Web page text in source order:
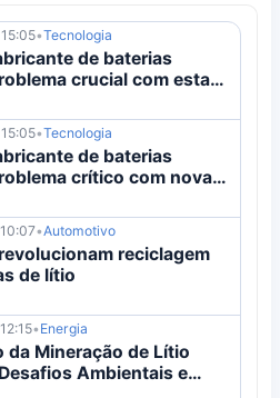
•Tecnologia
de baterias
crucial com esta
•Tecnologia
de baterias
crítico com nova
•Automotivo
reciclagem
de lítio
• Energia
da Mineração de Lítio
Ambientais e